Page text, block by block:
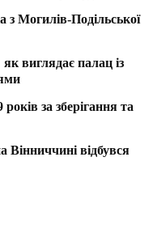
з Могилів-Подільської
виглядає палац із
за зберігання та
Вінниччині відбувся